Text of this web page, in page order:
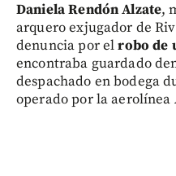
Daniela Rendón Alzate,
arquero exjugador de
denuncia por elrobo de
encontraba guardado
despachado en bodega
operado por la aerolínea